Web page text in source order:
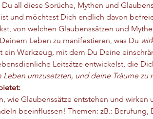
all diese Sprüche, Mythen und
und möchtest Dich endlich davon
von welchen Glaubenssätzen und
Leben zu manifestieren, was Du
ein Werkzeug, mit dem Du Deine
Leitsätze entwickelst, die
umzusetzten, und deine Träume zu
wie Glaubenssätze entstehen und
beeinflussen! Themen: zB.: Berufung,